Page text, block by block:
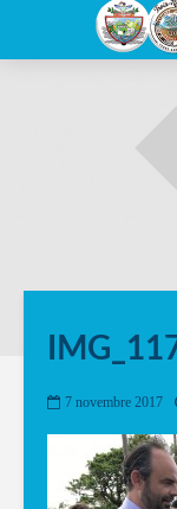
7 novembre 2017